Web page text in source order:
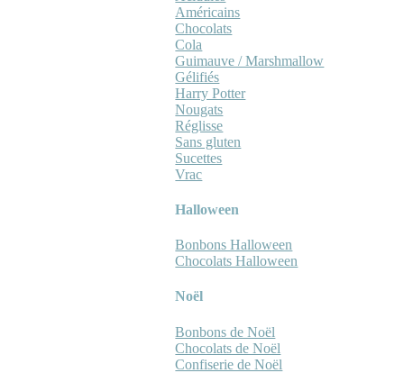
Américains
Chocolats
Cola
Guimauve / Marshmallow
Gélifiés
Harry Potter
Nougats
Réglisse
Sans gluten
Sucettes
Vrac
Halloween
Bonbons Halloween
Chocolats Halloween
Noël
Bonbons de Noël
Chocolats de Noël
Confiserie de Noël